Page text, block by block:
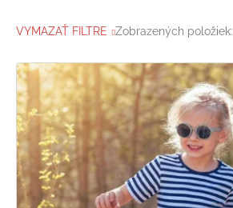
VYMAZAŤ FILTRE Zobrazených položiek:
V
ý
p
i
s
p
r